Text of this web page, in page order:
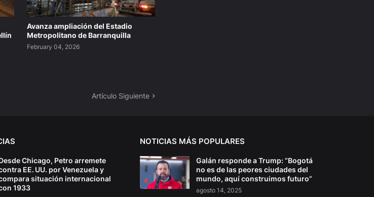
Avanza ampliación del Estadio
Metropolitano de Barranquilla
February 04, 2026
Artículo Siguiente
Chicago, Petro arremete
EE. UU. por Venezuela y
situación internacional
1933
NOTICIAS MÁS POPULARES
Galán responde a Trump: “Bogotá
no es de las peores ciudades del
mundo, aquí construimos futuro”
agosto 14, 2025